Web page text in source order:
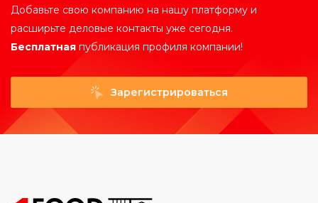
Добавьте свою компанию на нашу платформу и
расширьте деловые контакты уже сегодня.
Бесплатная публикация профиля компании!
Зарегистрироваться